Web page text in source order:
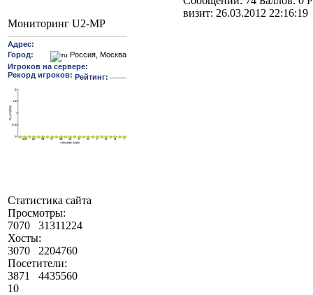
Мониторинг U2-MP
Статистика сайта
Просмотры:
7070
31311224
Хосты:
3070
2204760
Посетители:
3871
4435560
10
визит: 26.03.2012 22:16:19